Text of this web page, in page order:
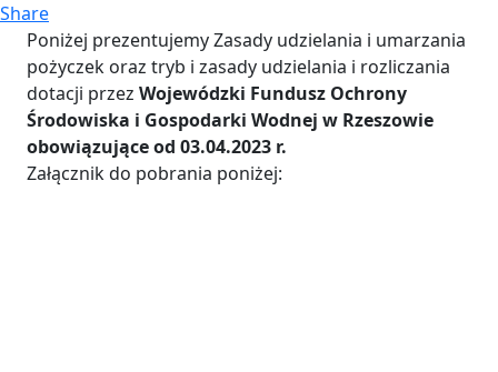
Share
Poniżej prezentujemy Zasady udzielania i umarzania
pożyczek oraz tryb i zasady udzielania i rozliczania
dotacji przez Wojewódzki Fundusz Ochrony
Środowiska i Gospodarki Wodnej w Rzeszowie
obowiązujące od 03.04.2023 r.
Załącznik do pobrania poniżej: